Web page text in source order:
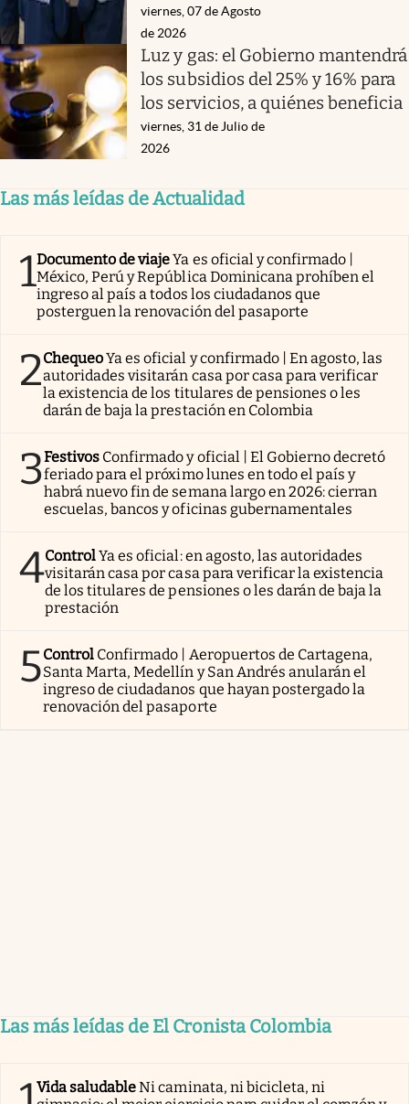
viernes, 07 de Agosto
de 2026
Luz y gas: el Gobierno mantendrá
los subsidios del 25% y 16% para
los servicios, a quiénes beneficia
viernes, 31 de Julio de
2026
Las más leídas de Actualidad
1Documento de viajeYa es oficial y confirmado |
México, Perú y República Dominicana prohíben el
ingreso al país a todos los ciudadanos que
posterguen la renovación del pasaporte
2ChequeoYa es oficial y confirmado | En agosto, las
autoridades visitarán casa por casa para verificar
la existencia de los titulares de pensiones o les
darán de baja la prestación en Colombia
3Festivos Confirmado y oficial | El Gobierno decretó
feriado para el próximo lunes en todo el país y
habrá nuevo fin de semana largo en 2026: cierran
escuelas, bancos y oficinas gubernamentales
4ControlYa es oficial: en agosto, las autoridades
visitarán casa por casa para verificar la existencia
de los titulares de pensiones o les darán de baja la
prestación
5Control Confirmado | Aeropuertos de Cartagena,
Santa Marta, Medellín y San Andrés anularán el
ingreso de ciudadanos que hayan postergado la
renovación del pasaporte
Las más leídas de El Cronista Colombia
Vida saludableNi caminata, ni bicicleta, ni